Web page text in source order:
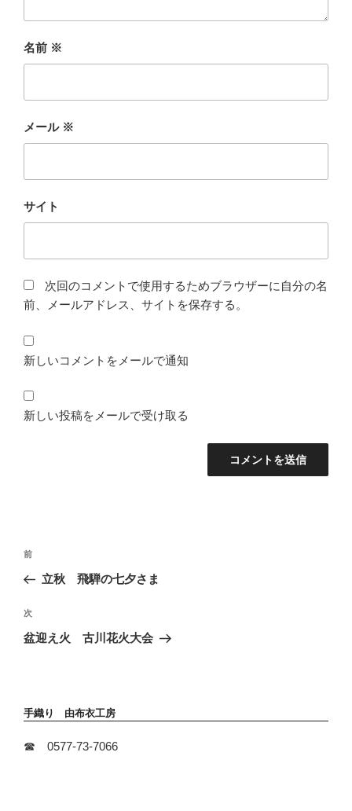
名前 ※
メール ※
サイト
次回のコメントで使用するためブラウザーに自分の名
前、メールアドレス、サイトを保存する。
新しいコメントをメールで通知
新しい投稿をメールで受け取る
稿
ナ
ゲ
ー
前
の
稿
前
立秋 飛騨の七夕さま
次
の
次
盆迎え火 古川花火大会
手織り 由布衣工房
☎ 0577-73-7066